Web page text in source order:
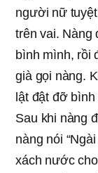
người nữ
trên vai. Nàng
bình mình, rồi
già gọi nàng.
lật đật đỡ
Sau khi nàng
nàng nói
xách nước